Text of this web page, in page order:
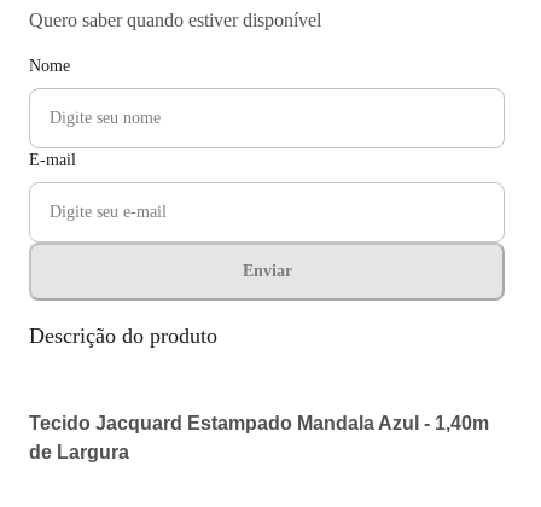
Quero saber quando estiver disponível
Nome
E-mail
Enviar
Descrição do produto
Tecido Jacquard Estampado Mandala Azul - 1,40m
de Largura